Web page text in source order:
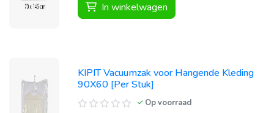
In winkelwagen
KIPIT Vacuumzak voor Hangende Kleding
90X60 [Per Stuk]
Op voorraad